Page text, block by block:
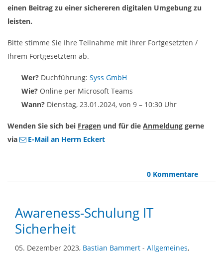
einen Beitrag zu einer sichereren digitalen Umgebung zu
leisten.
Bitte stimme Sie Ihre Teilnahme mit Ihrer Fortgesetzten /
Ihrem Fortgesetztem ab.
Wer? Duchführung: Syss GmbH
Wie? Online per Microsoft Teams
Wann? Dienstag, 23.01.2024, von 9 – 10:30 Uhr
Wenden Sie sich bei Fragen und für die Anmeldung gerne
via
E-Mail an Herrn Eckert
0 Kommentare
Awareness-Schulung IT
Sicherheit
05. Dezember 2023, Bastian Bammert - Allgemeines,